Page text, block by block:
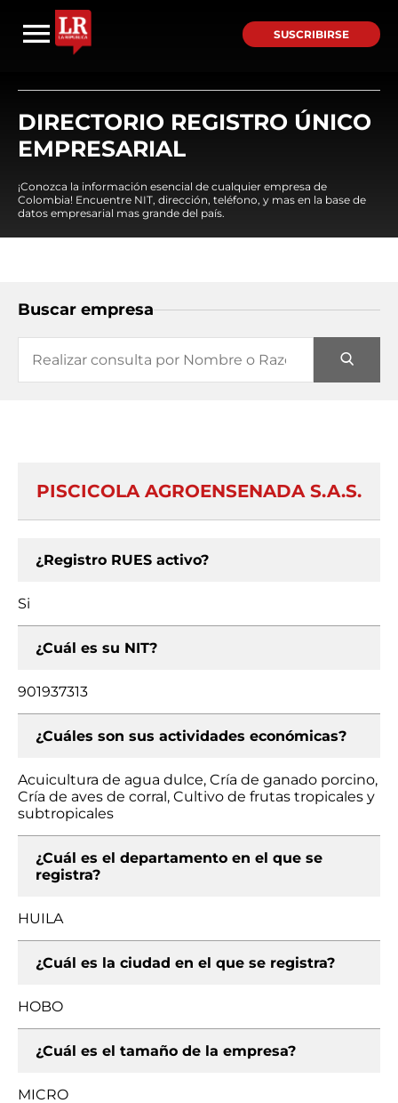
SUSCRIBIRSE
DIRECTORIO REGISTRO ÚNICO
EMPRESARIAL
¡Conozca la información esencial de cualquier empresa de
Colombia! Encuentre NIT, dirección, teléfono, y mas en la base de
datos empresarial mas grande del país.
Buscar empresa
PISCICOLA AGROENSENADA S.A.S.
¿Registro RUES activo?
Si
¿Cuál es su NIT?
901937313
¿Cuáles son sus actividades económicas?
Acuicultura de agua dulce, Cría de ganado porcino,
Cría de aves de corral, Cultivo de frutas tropicales y
subtropicales
¿Cuál es el departamento en el que se
registra?
HUILA
¿Cuál es la ciudad en el que se registra?
HOBO
¿Cuál es el tamaño de la empresa?
MICRO